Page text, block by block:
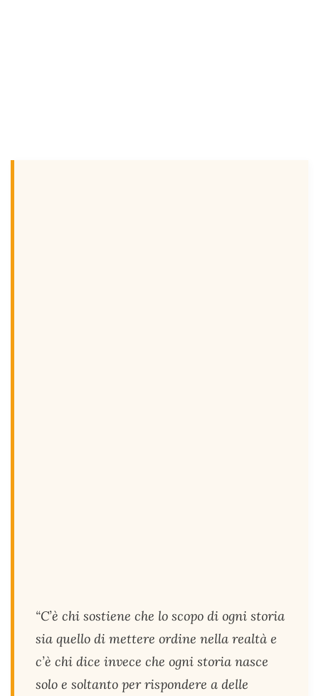
“C’è chi sostiene che lo scopo di ogni storia
sia quello di mettere ordine nella realtà e
c’è chi dice invece che ogni storia nasce
solo e soltanto per rispondere a delle